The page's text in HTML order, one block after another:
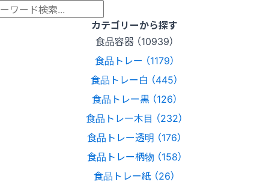
カテゴリーから探す
食品容器 （10939）
食品トレー （1179）
食品トレー白 （445）
食品トレー黒 （126）
食品トレー木目 （232）
食品トレー透明 （176）
食品トレー柄物 （158）
食品トレー紙 （26）